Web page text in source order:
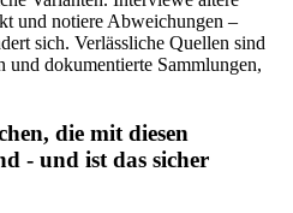
und notiere Abweichungen –
sich. Verlässliche Quellen sind
und dokumentierte Sammlungen,
die ⁣mit ​diesen
-​ und ist das⁤ sicher